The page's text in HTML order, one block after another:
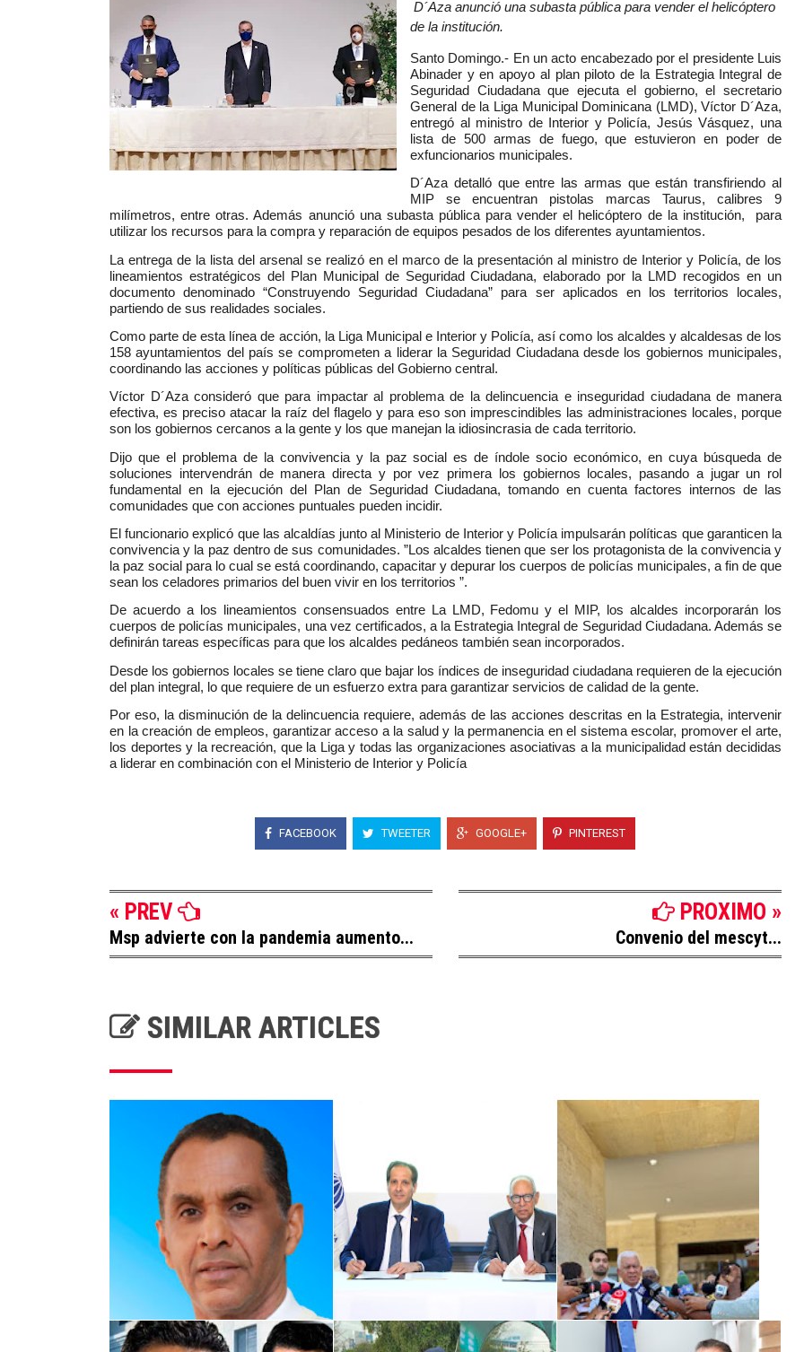
D´Aza anunció una subasta pública para vender el helicóptero
de la institución.
Santo Domingo.- En un acto encabezado por el presidente Luis
Abinader y en apoyo al plan piloto de la Estrategia Integral de
Seguridad Ciudadana que ejecuta el gobierno, el secretario
General de la Liga Municipal Dominicana (LMD), Víctor D´Aza,
entregó al ministro de Interior y Policía, Jesús Vásquez, una
lista de 500 armas de fuego, que estuvieron en poder de
exfuncionarios municipales.
D´Aza detalló que entre las armas que están transfiriendo al
MIP se encuentran pistolas marcas Taurus, calibres 9
milímetros, entre otras. Además anunció una subasta pública para vender el helicóptero de la institución, para
utilizar los recursos para la compra y reparación de equipos pesados de los diferentes ayuntamientos.
La entrega de la lista del arsenal se realizó en el marco de la presentación al ministro de Interior y Policía, de los
lineamientos estratégicos del Plan Municipal de Seguridad Ciudadana, elaborado por la LMD recogidos en un
documento denominado “Construyendo Seguridad Ciudadana” para ser aplicados en los territorios locales,
partiendo de sus realidades sociales.
Como parte de esta línea de acción, la Liga Municipal e Interior y Policía, así como los alcaldes y alcaldesas de los
158 ayuntamientos del país se comprometen a liderar la Seguridad Ciudadana desde los gobiernos municipales,
coordinando las acciones y políticas públicas del Gobierno central.
Víctor D´Aza consideró que para impactar al problema de la delincuencia e inseguridad ciudadana de manera
efectiva, es preciso atacar la raíz del flagelo y para eso son imprescindibles las administraciones locales, porque
son los gobiernos cercanos a la gente y los que manejan la idiosincrasia de cada territorio.
Dijo que el problema de la convivencia y la paz social es de índole socio económico, en cuya búsqueda de
soluciones intervendrán de manera directa y por vez primera los gobiernos locales, pasando a jugar un rol
fundamental en la ejecución del Plan de Seguridad Ciudadana, tomando en cuenta factores internos de las
comunidades que con acciones puntuales pueden incidir.
El funcionario explicó que las alcaldías junto al Ministerio de Interior y Policía impulsarán políticas que garanticen la
convivencia y la paz dentro de sus comunidades. ”Los alcaldes tienen que ser los protagonista de la convivencia y
la paz social para lo cual se está coordinando, capacitar y depurar los cuerpos de policías municipales, a fin de que
sean los celadores primarios del buen vivir en los territorios ”.
De acuerdo a los lineamientos consensuados entre La LMD, Fedomu y el MIP, los alcaldes incorporarán los
cuerpos de policías municipales, una vez certificados, a la Estrategia Integral de Seguridad Ciudadana. Además se
definirán tareas específicas para que los alcaldes pedáneos también sean incorporados.
Desde los gobiernos locales se tiene claro que bajar los índices de inseguridad ciudadana requieren de la ejecución
del plan integral, lo que requiere de un esfuerzo extra para garantizar servicios de calidad de la gente.
Por eso, la disminución de la delincuencia requiere, además de las acciones descritas en la Estrategia, intervenir
en la creación de empleos, garantizar acceso a la salud y la permanencia en el sistema escolar, promover el arte,
los deportes y la recreación, que la Liga y todas las organizaciones asociativas a la municipalidad están decididas
a liderar en combinación con el Ministerio de Interior y Policía
FACEBOOK TWEETER GOOGLE+ PINTEREST
« PREV
Msp advierte con la pandemia aumento...
PROXIMO »
Convenio del mescyt...
SIMILAR ARTICLES